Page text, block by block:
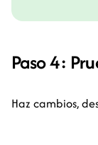
Paso 4:
Haz cambios,